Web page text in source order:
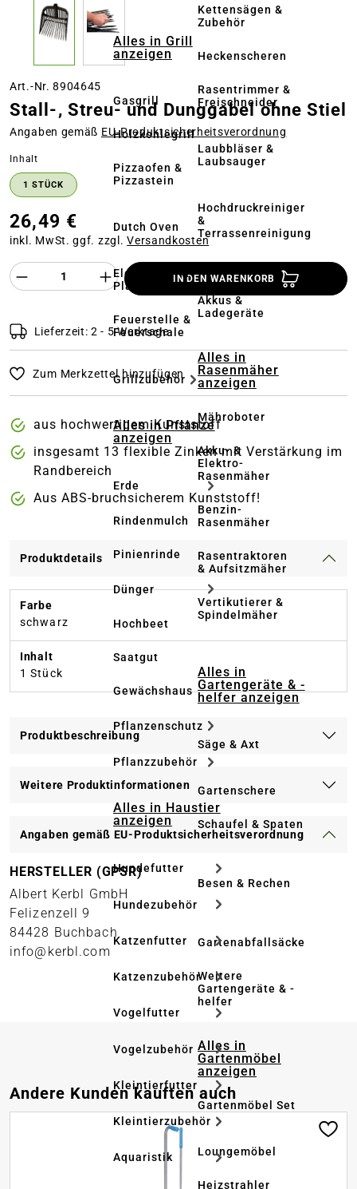
Alles in Grill
anzeigen
Gasgrill
Holzkohlegrill
Pizzaofen &
Pizzastein
Dutch Oven
Elektrogrill &
Plancha
Feuerstelle &
Feuerschale
Grillzubehör
Alles in Pflanze
anzeigen
Erde
Rindenmulch
Pinienrinde
Dünger
Hochbeet
Saatgut
Gewächshaus
Pflanzenschutz
Pflanzzubehör
Alles in Haustier
anzeigen
Hundefutter
Hundezubehör
Katzenfutter
Katzenzubehör
Vogelfutter
Vogelzubehör
Kleintierfutter
Kleintierzubehör
Aquaristik
Kettensägen &
Zubehör
Heckenscheren
Rasentrimmer &
Freischneider
Laubbläser &
Laubsauger
Hochdruckreiniger
&
Terrassenreinigung
Akkus &
Ladegeräte
Alles in
Rasenmäher
anzeigen
Mähroboter
Akku- &
Elektro-
Rasenmäher
Benzin-
Rasenmäher
Rasentraktoren
& Aufsitzmäher
Vertikutierer &
Spindelmäher
Alles in
Gartengeräte & -
helfer anzeigen
Säge & Axt
Gartenschere
Schaufel & Spaten
Besen & Rechen
Gartenabfallsäcke
Weitere
Gartengeräte & -
helfer
Alles in
Gartenmöbel
anzeigen
Gartenmöbel Set
Loungemöbel
Heizstrahler
Art.-Nr. 8904645
Stall-, Streu- und Dunggabel ohne Stiel
Angaben gemäß EU‑Produktsicherheitsverordnung
Inhalt
1 STÜCK
26,49 €
inkl. MwSt. ggf. zzgl.Versandkosten
Produkt Anzahl des Produktes
IN DEN WARENKORB
Lieferzeit: 2 - 5 Werktage
Zum Merkzettel hinzufügen
aus hochwertigem Kunststoff
insgesamt 13 flexible Zinken mit Verstärkung im
Randbereich
Aus ABS-bruchsicherem Kunststoff!
Produktdetails
Farbe
schwarz
Inhalt
1 Stück
Produktbeschreibung
Weitere Produktinformationen
Angaben gemäß EU-Produktsicherheitsverordnung
HERSTELLER (GPSR)
Albert Kerbl GmbH
Felizenzell 9
84428 Buchbach
info@kerbl.com
Produktgalerie überspringen
Andere Kunden kauften auch